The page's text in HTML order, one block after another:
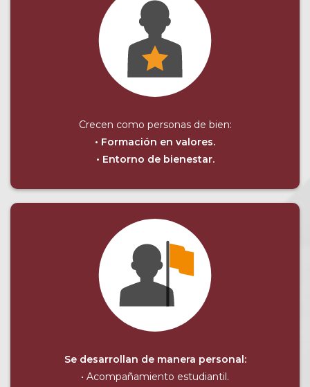
Crecen como personas de bien:
• Formación en valores.
• Entorno de bienestar.
Se desarrollan de manera personal:
• Acompañamiento estudiantil.